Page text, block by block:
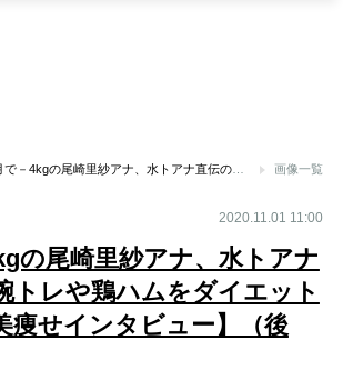
2か月で－4kgの尾崎里紗アナ、水トアナ直伝の二の腕トレや鶏ハムをダイエット中に実践【美痩せインタビュー】（後編） 画像一覧
2020.11.01 11:00
の尾崎里紗アナ、水トアナ
トレや鶏ハムをダイエット
痩せインタビュー】（後